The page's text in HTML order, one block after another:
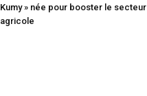
Kumy » née pour booster le secteur
agricole